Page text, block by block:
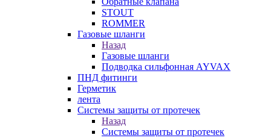
STOUT
ROMMER
Газовые шланги
Назад
Газовые шланги
Подводка сильфонная AYVAX
ПНД фитинги
Герметик
лента
Системы защиты от протечек
Назад
Системы защиты от протечек